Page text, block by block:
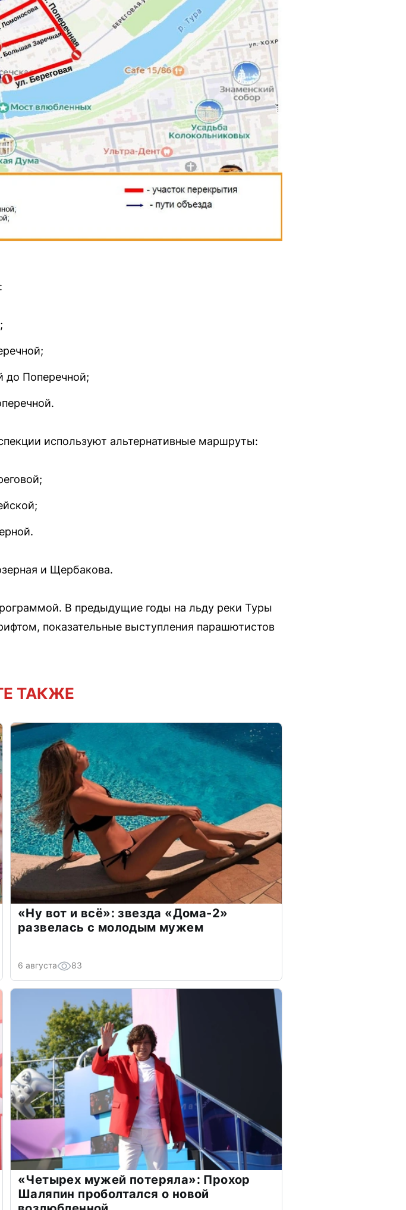
до Поперечной;
используют альтернативные маршруты:
и Щербакова.
В предыдущие годы на льду реки Туры
показательные выступления парашютистов
ТАКЖЕ
«Ну вот и всё»: звезда «Дома-2»
развелась с молодым мужем
6 августа 83
«Четырех мужей потеряла»: Прохор
Шаляпин проболтался о новой